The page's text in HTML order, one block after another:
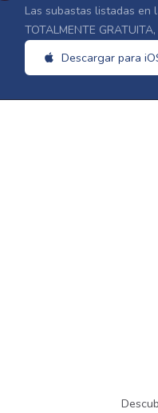
Las subastas listadas en
TOTALMENTE
Descargar para